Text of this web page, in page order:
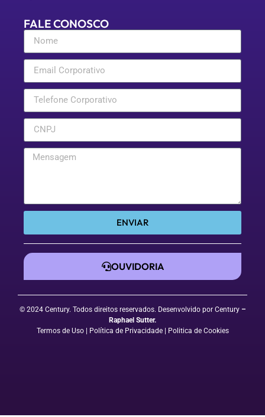
FALE CONOSCO
ENVIAR
OUVIDORIA
© 2024 Century. Todos direitos reservados. Desenvolvido por Century –
Raphael Sutter.
Termos de Uso | Política de Privacidade| Politica de Cookies